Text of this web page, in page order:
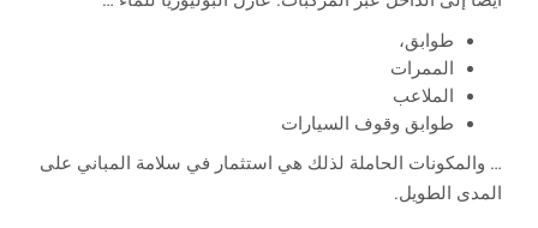
طوابق،
الممرات
الملاعب
طوابق وقوف السيارات
… والمكونات الحاملة لذلك هي استثمار في سلامة المباني على
المدى الطويل.